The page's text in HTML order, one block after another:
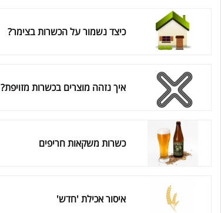
כיצד נשמור על הכשרות בצימר?
איך נזהה מוצרים בכשרות מזויפת?
כשרות משקאות חריפים
איסור אכילת 'חדש'